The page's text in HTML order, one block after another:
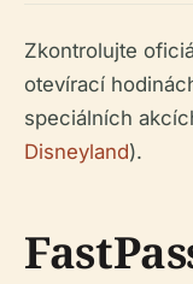
Zkontrolujte
otevírací
speciálních
Disneyland).